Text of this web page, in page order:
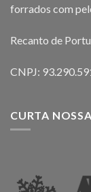
forrados com
Recanto de
CNPJ:
CURTA